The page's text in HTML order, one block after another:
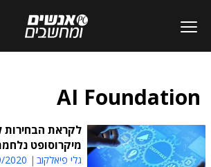
AI Foundation
לקראת הבחירות
מיקרוסופט
גלי פיאלקוב 14:20